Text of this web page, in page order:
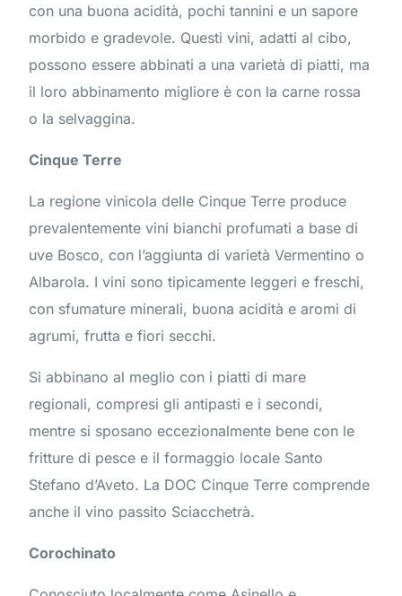
con una buona acidità, pochi tannini e un sapore
morbido e gradevole. Questi vini, adatti al cibo,
possono essere abbinati a una varietà di piatti, ma
il loro abbinamento migliore è con la carne rossa
o la selvaggina.
Cinque Terre
La regione vinicola delle Cinque Terre produce
prevalentemente vini bianchi profumati a base di
uve Bosco, con l’aggiunta di varietà Vermentino o
Albarola. I vini sono tipicamente leggeri e freschi,
con sfumature minerali, buona acidità e aromi di
agrumi, frutta e fiori secchi.
Si abbinano al meglio con i piatti di mare
regionali, compresi gli antipasti e i secondi,
mentre si sposano eccezionalmente bene con le
fritture di pesce e il formaggio locale Santo
Stefano d’Aveto. La DOC Cinque Terre comprende
anche il vino passito Sciacchetrà.
Corochinato